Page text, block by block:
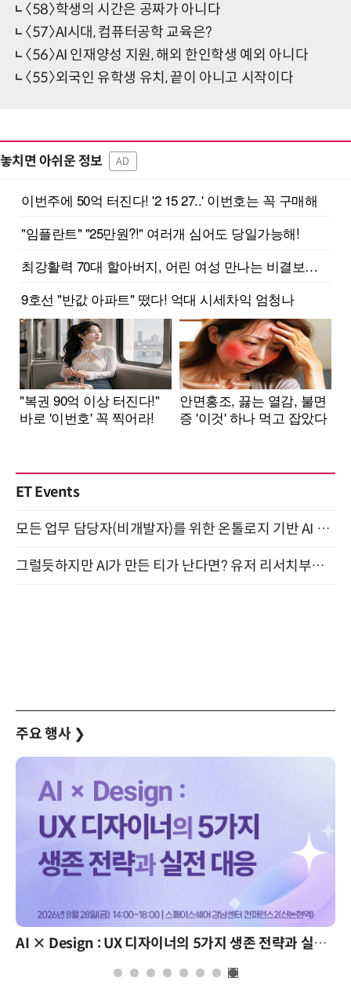
〈58〉학생의 시간은 공짜가 아니다
〈57〉AI시대, 컴퓨터공학 교육은?
〈56〉AI 인재양성 지원, 해외 한인학생 예외 아니다
〈55〉외국인 유학생 유치, 끝이 아니고 시작이다
놓치면 아쉬운 정보 AD
ET Events
모든 업무 담당자(비개발자)를 위한 온톨로지 기반 AI 지식체계 설계 1-day 워크숍 8월 20일 개최
그럴듯하지만 AI가 만든 티가 난다면? 유저 리서치부터 배포까지! (9/15)
주요 행사 ❯
AI × Design : UX 디자이너의 5가지 생존 전략과 실전 대응